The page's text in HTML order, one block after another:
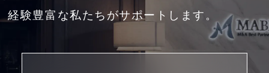
経験豊富な私たちがサポートします。